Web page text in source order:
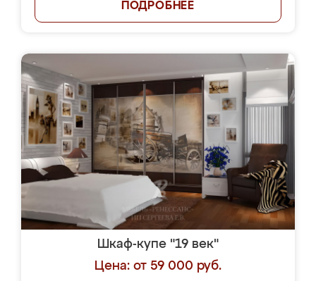
ПОДРОБНЕЕ
Шкаф-купе "19 век"
Цена: от 59 000 руб.